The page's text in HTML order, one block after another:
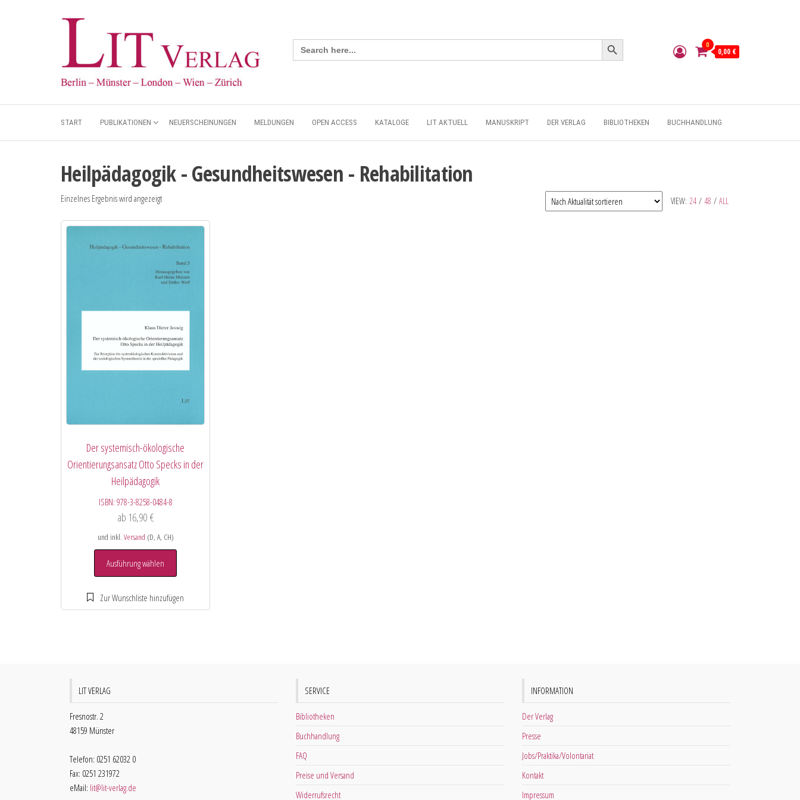
Search
for:
Search Button
0
0,00 €
START PUBLIKATIONEN NEUERSCHEINUNGEN MELDUNGEN OPEN ACCESS KATALOGE LIT AKTUELL MANUSKRIPT DER VERLAG BIBLIOTHEKEN BUCHHANDLUNG
Heilpädagogik - Gesundheitswesen - Rehabilitation
VIEW: 24 / 48 / ALL
Einzelnes Ergebnis wird angezeigt
Der systemisch-ökologische
Orientierungsansatz Otto Specks in der
Heilpädagogik
ISBN: 978-3-8258-0484-8
ab 16,90 €
und inkl. Versand (D, A, CH)
Ausführung wählen
LIT VERLAG
Fresnostr. 2
48159 Münster
Telefon: 0251 62032 0
Fax: 0251 231972
eMail: lit@lit-verlag.de
SERVICE
Bibliotheken
Buchhandlung
FAQ
Preise und Versand
Widerrufsrecht
INFORMATION
Der Verlag
Presse
Jobs/Praktika/Volontariat
Kontakt
Impressum